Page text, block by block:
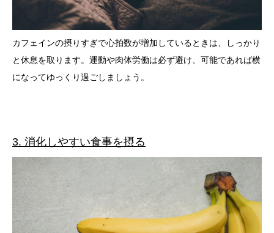
カフェインの摂りすぎで心拍数が増加しているときは、しっかり
と休息を取ります。運動や肉体労働は必ず避け、可能であれば横
になってゆっくり過ごしましょう。
3. 消化しやすい食事を摂る